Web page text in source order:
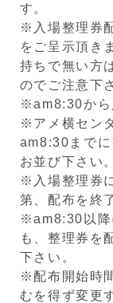
す。
※入場整理券
をご呈示頂き
持ちで無い方
のでご注意下
※am8:30から
※アメ横セン
am8:30まで
お並び下さい。
※入場整理券
第、配布を終
※am8:30以降
も、整理券を
下さい。
※配布開始時
むを得ず変更